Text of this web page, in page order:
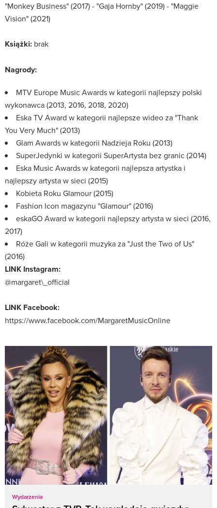
"Monkey Business" (2017) - "Gaja Hornby" (2019) - "Maggie
Vision" (2021)
Książki: brak
Nagrody:
MTV Europe Music Awards w kategorii najlepszy polski
wykonawca (2013, 2016, 2018, 2020)
Eska TV Award w kategorii najlepsze wideo za "Thank
You Very Much" (2013)
Glam Awards w kategorii Nadzieja Roku (2013)
SuperJedynki w kategorii SuperArtysta bez granic (2014)
Eska Music Awards w kategorii najlepsza artystka i
najlepszy artysta w sieci (2015)
Kobieta Roku Glamour (2015)
Fashion Icon magazynu "Glamour" (2016)
eskaGO Award w kategorii najlepszy artysta w sieci (2016,
2017)
Róże Gali w kategorii muzyka za "Just the Two of Us"
(2016)
LINK Instagram:
@margaret\_official
LINK Facebook:
https://www.facebook.com/MargaretMusicOnline
Wydarzenia